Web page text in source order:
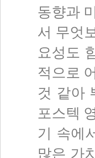
동향과
서 무엇
요성도
적으로
것 같아
포스텍
기 속에
많은 가